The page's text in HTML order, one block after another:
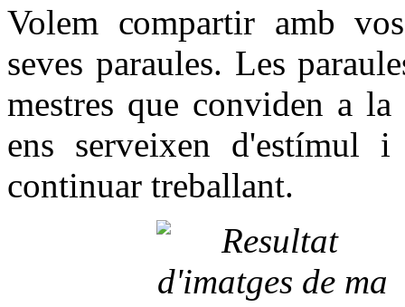
Volem compartir amb
seves paraules. Les
mestres que conviden a
ens serveixen d'estímul
continuar treballant.